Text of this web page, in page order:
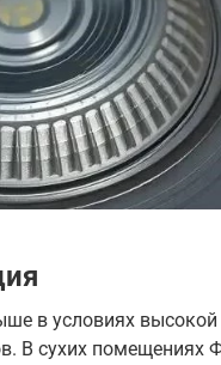
в условиях высокой
В сухих